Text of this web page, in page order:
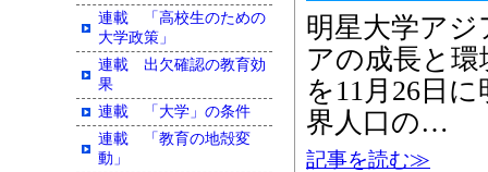
明星大学アジ
アの成長と
を11月26日
界人口の…
記事を読む≫
連載 「高校生のための
大学政策」
連載 出欠確認の教育効
果
連載 「大学」の条件
連載 「教育の地殻変
動」